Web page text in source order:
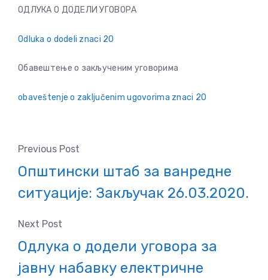
ОДЛУКА О ДОДЕЛИ УГОВОРА
Odluka o dodeli znaci 20
Обавештење о закљученим уговорима
obaveštenje o zaključenim ugovorima znaci 20
Previous Post
Општински штаб за ванредне
ситуације: Закључак 26.03.2020.
Next Post
Одлука о додели уговора за
јавну набавку електричне